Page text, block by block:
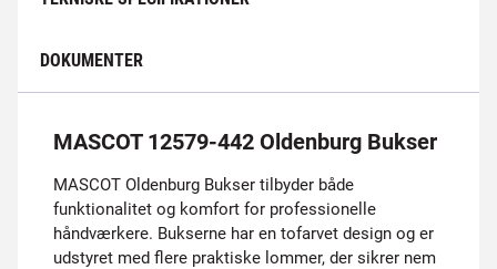
DOKUMENTER
MASCOT 12579-442 Oldenburg Bukser
MASCOT Oldenburg Bukser tilbyder både
funktionalitet og komfort for professionelle
håndværkere. Bukserne har en tofarvet design og er
udstyret med flere praktiske lommer, der sikrer nem